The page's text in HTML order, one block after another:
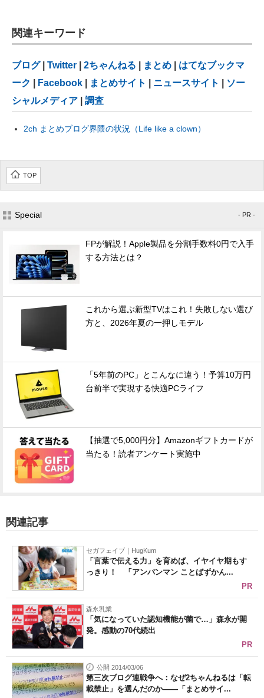
関連キーワード
ブログ| Twitter 2ちゃんねる まとめ
はてなブックマ
ーク
Facebook まとめサイト ニュースサイト
ソー
シャルメディア
調査
2ch まとめブログ界隈の状況（Life like a clown）
TOP
Special - PR -
FPが解説！Apple製品を分割手数料0円で入手
する方法とは？
これから選ぶ新型TVはこれ！失敗しない選び
方と、2026年夏の一押しモデル
「5年前のPC」とこんなに違う！予算10万円
台前半で実現する快適PCライフ
【抽選で5,000円分】Amazonギフトカードが
当たる！読者アンケート実施中
関連記事
セガフェイブ｜HugKum
「言葉で伝える力」を育めば、イヤイヤ期もす
っきり！ 「アンパンマン ことばずかん...
PR
森永乳業
「気になっていた認知機能が菌で…」森永が開
発。感動の70代続出
PR
公開 2014/03/06
第三次ブログ連戦争へ：なぜ2ちゃんねるは「転
載禁止」を選んだのか――「まとめサイ...